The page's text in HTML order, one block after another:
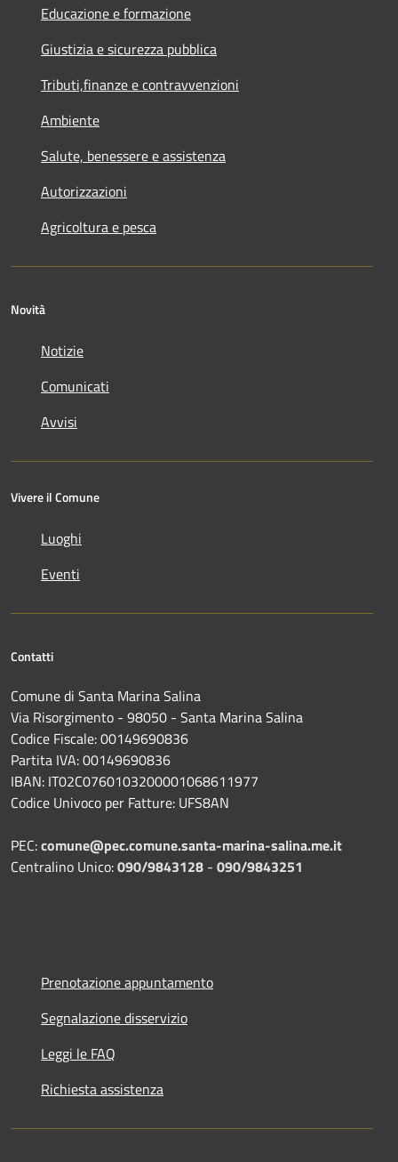
Educazione e formazione
Giustizia e sicurezza pubblica
Tributi,finanze e contravvenzioni
Ambiente
Salute, benessere e assistenza
Autorizzazioni
Agricoltura e pesca
Novità
Notizie
Comunicati
Avvisi
Vivere il Comune
Luoghi
Eventi
Contatti
Comune di Santa Marina Salina
Via Risorgimento - 98050 - Santa Marina Salina
Codice Fiscale: 00149690836
Partita IVA: 00149690836
IBAN: IT02C0760103200001068611977
Codice Univoco per Fatture: UFS8AN
PEC:comune@pec.comune.santa-marina-salina.me.it
Centralino Unico:090/9843128 - 090/9843251
Prenotazione appuntamento
Segnalazione disservizio
Leggi le FAQ
Richiesta assistenza